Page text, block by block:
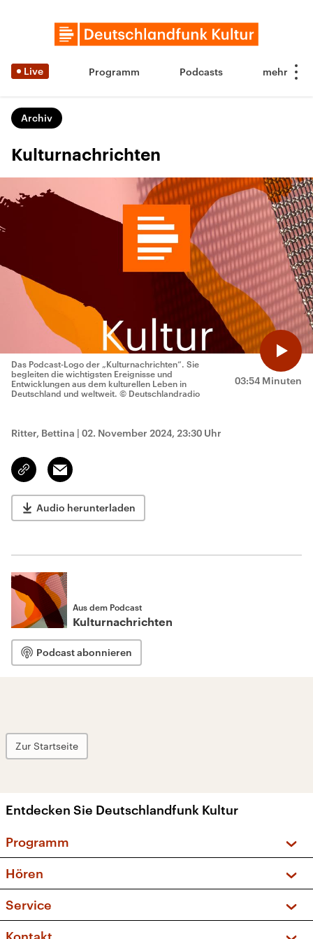
Live Programm Podcasts
Archiv
Kulturnachrichten
03:54 Minuten
Das Podcast-Logo der „Kulturnachrichten“. Sie
begleiten die wichtigsten Ereignisse und
Entwicklungen aus dem kulturellen Leben in
Deutschland und weltweit. © Deutschlandradio
Ritter, Bettina | 02. November 2024, 23:30 Uhr
Link
kopieren/teilen
Email
Audio herunterladen
Aus dem Podcast
Kulturnachrichten
Podcast abonnieren
Zur Startseite
Entdecken Sie Deutschlandfunk Kultur
Programm
Sendungen und Podcasts
Musikliste
Kakadu – Das Kinderprogramm
Hören
Frequenzen (UKW + DAB+)
Service
FAQ